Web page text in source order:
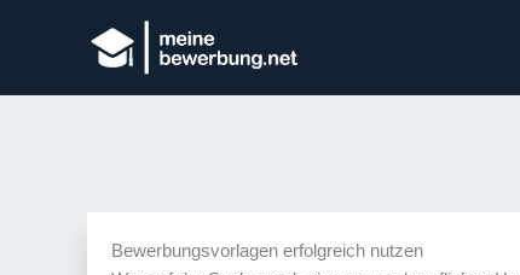
Bewerbungsvorlagen erfolgreich nutzen